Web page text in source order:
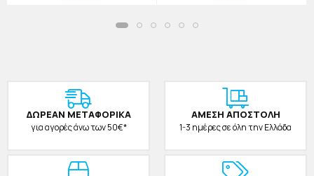
ΔΩΡΕAΝ ΜΕΤΑΦΟΡΙΚΑ
για αγορές άνω των 50€*
ΑΜΕΣΗ ΑΠΟΣΤΟΛΗ
1-3 ημέρες σε όλη την Ελλάδα